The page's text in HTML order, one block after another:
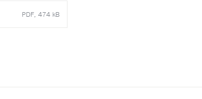
PDF, 474 kB